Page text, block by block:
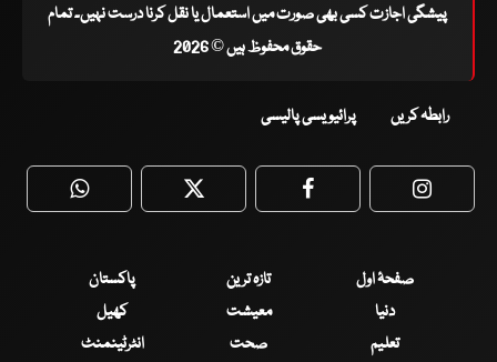
پیشگی اجازت کسی بھی صورت میں استعمال یا نقل کرنا درست نہیں۔ تمام
حقوق محفوظ ہیں © 2026
رابطہ کریں پرائیویسی پالیسی
WhatsApp Twitter Facebook
صفحۂ اول تازہ ترین
پاکستان
دنیا
معیشت
کھیل
تعلیم
صحت
انٹرٹینمنٹ